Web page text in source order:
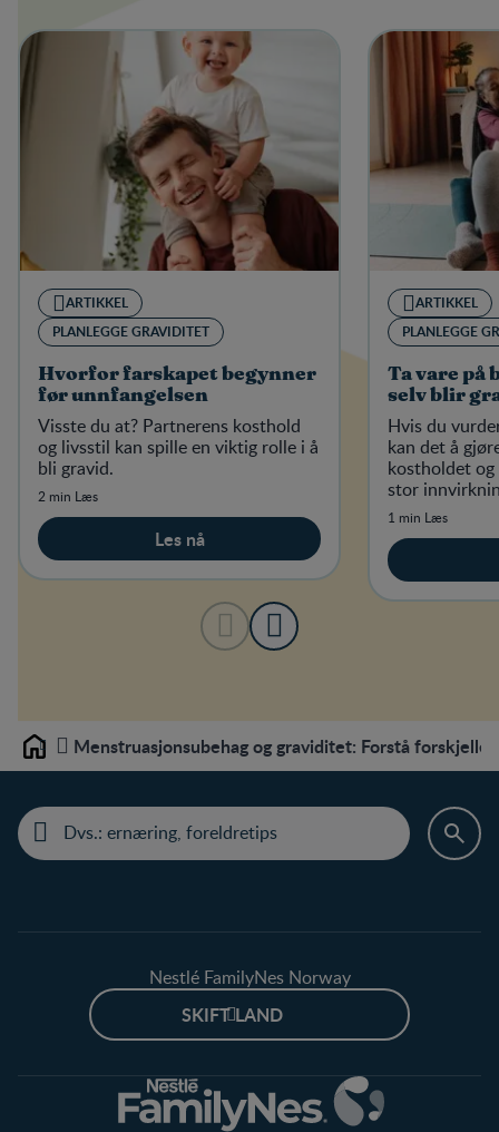
ARTIKKEL
PLANLEGGE GRAVIDITET
Hvorfor farskapet begynner
før unnfangelsen
Visste du at? Partnerens kosthold
og livsstil kan spille en viktig rolle i å
bli gravid.
2 min Læs
Les nå
ARTIKKEL
PLANLEGGE
Ta vare på
selv blir
Hvis du
kan det å
kostholdet
stor
barn.
1 min Læs
Home Menstruasjonsubehag og graviditet: Forstå
Nestlé FamilyNes Norway
SKIFT LAND